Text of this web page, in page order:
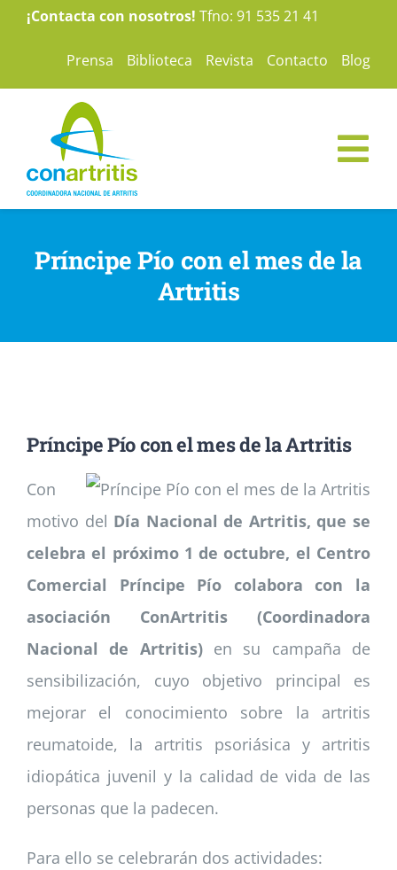
Saltar¡Contacta con nosotros! Tfno: 91 535 21 41
Prensa Biblioteca Revista Contacto Blog
Noticias
Colabora
Príncipe Pío con el mes de la
Artritis
Príncipe Pío con el mes de la Artritis
Con
motivo del Día Nacional de Artritis, que se
celebra el próximo 1 de octubre, el Centro
Comercial Príncipe Pío colabora con la
asociación ConArtritis (Coordinadora
Nacional de Artritis)en su campaña de
sensibilización, cuyo objetivo principal es
mejorar el conocimiento sobre la artritis
reumatoide, la artritis psoriásica y artritis
idiopática juvenil y la calidad de vida de las
personas que la padecen.
Para ello se celebrarán dos actividades: